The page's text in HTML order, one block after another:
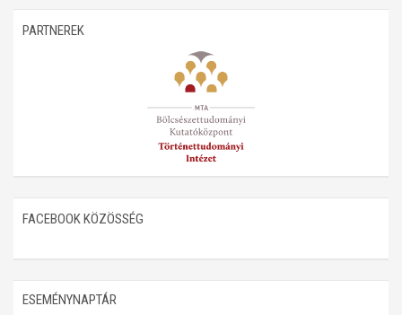
PARTNEREK
FACEBOOK KÖZÖSSÉG
ESEMÉNYNAPTÁR